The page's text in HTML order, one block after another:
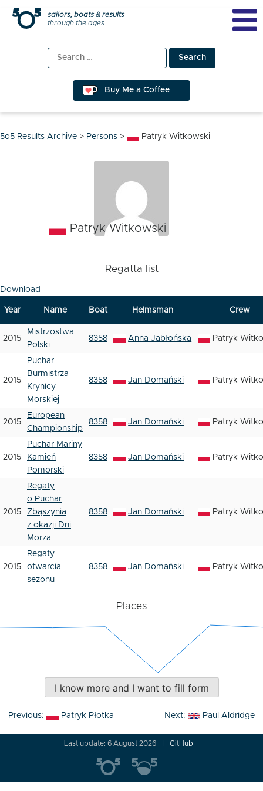
Skip
sailors, boats & results
through the ages
Search
for:
Buy Me a Coffee
5o5 Results Archive > Persons > Patryk Witkowski
Patryk Witkowski
Regatta list
Download
Year Name Boat Helmsman Crew
2015
Mistrzostwa
Polski
8358 Anna Jabłońska Patryk
2015
Puchar
Burmistrza
Krynicy
Morskiej
8358 Jan Domański Patryk
2015
European
Championship
8358 Jan Domański Patryk
2015
Puchar Mariny
Kamień
Pomorski
8358 Jan Domański Patryk
2015
Regaty
o Puchar
Zbąszynia
z okazji Dni
Morza
8358 Jan Domański Patryk
2015
Regaty
otwarcia
sezonu
8358 Jan Domański Patryk
Places
I know more and I want to fill form
Post
Previous: Patryk Płotka Next: Paul Aldridge
Last update: 6 August 2026 GitHub